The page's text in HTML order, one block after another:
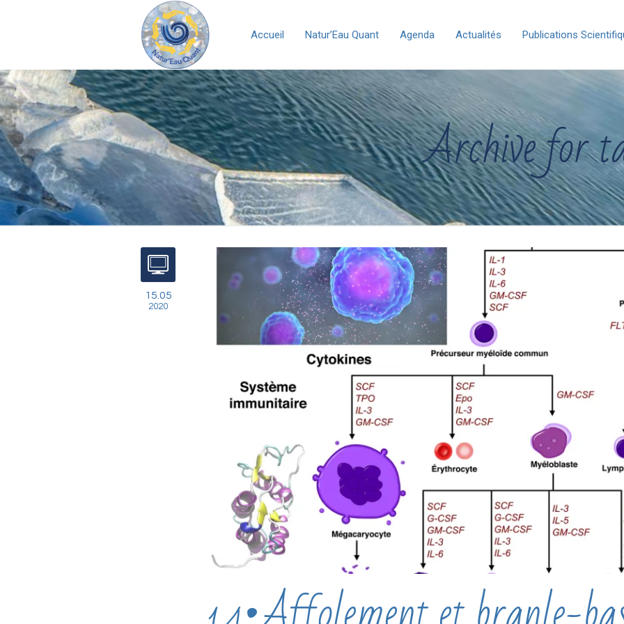
Accueil Natur’Eau Quant Agenda Actualités Publications
Archive for
15.05
2020